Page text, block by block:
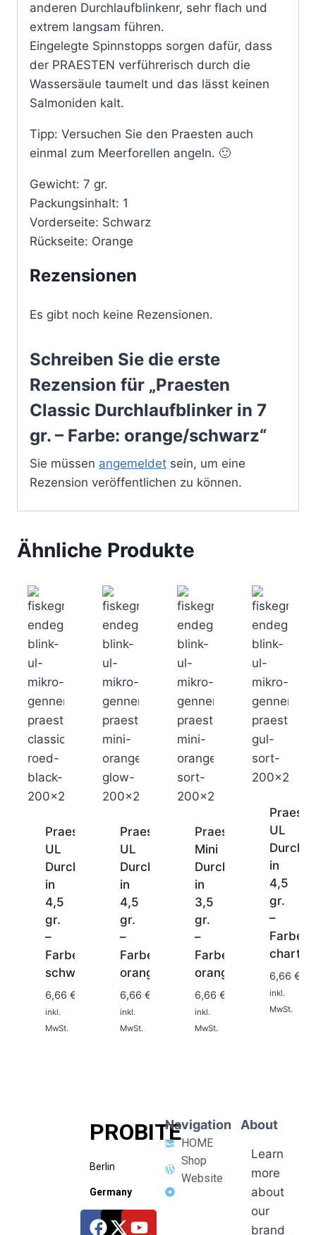
anderen Durchlaufblinkenr, sehr flach und
extrem langsam führen.
Eingelegte Spinnstopps sorgen dafür, dass
der PRAESTEN verführerisch durch die
Wassersäule taumelt und das lässt keinen
Salmoniden kalt.
Tipp: Versuchen Sie den Praesten auch
einmal zum Meerforellen angeln. 🙂
Gewicht: 7 gr.
Packungsinhalt: 1
Vorderseite: Schwarz
Rückseite: Orange
Rezensionen
Es gibt noch keine Rezensionen.
Schreiben Sie die erste
Rezension für „Praesten
Classic Durchlaufblinker in 7
gr. – Farbe: orange/schwarz“
Sie müssen angemeldet sein, um eine
Rezension veröffentlichen zu können.
Ähnliche Produkte
Praesten
UL
Durchlaufblinker
in
4,5
gr.
–
Farbe:
schwarz/rot
6,66 €
inkl.
MwSt.
1-
2
Tage
Praesten
UL
Durchlaufblinker
in
4,5
gr.
–
Farbe:
orange/selbstleuchtend
6,66 €
inkl.
MwSt.
1-
2
Tage
Praesten
Mini
Durchlaufblinker
in
3,5
gr.
–
Farbe:
orange/schwarz
6,66 €
inkl.
MwSt.
1-
2
Tage
UL
in
4,5
gr.
–
Farbe:
6,66 €
inkl.
MwSt.
1-
2
Tage
PROBITE
Berlin
Germany
Navigation
HOME
Shop
Website
About
Learn
more
about
our
brand